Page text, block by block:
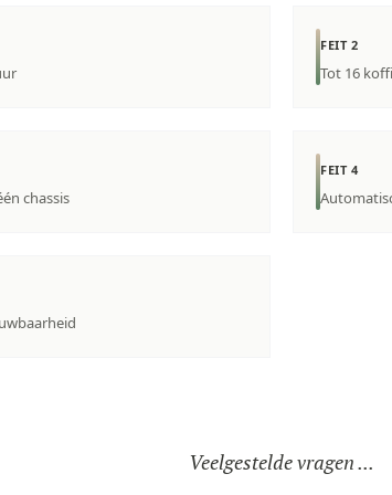
FEIT 2
Tot 16
chassis
FEIT 4
Veelgestelde vragen ...